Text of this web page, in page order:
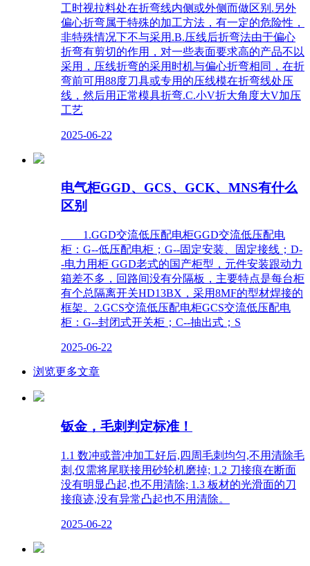
工时视拉料处在折弯线内侧或外侧而做区别.另外
偏心折弯属于特殊的加工方法，有一定的危险性，
非特殊情况下不与采用.B.压线后折弯法由于偏心
折弯有剪切的作用，对一些表面要求高的产品不以
采用，压线折弯的采用时机与偏心折弯相同，在折
弯前可用88度刀具或专用的压线模在折弯线处压
线，然后用正常模具折弯.C.小V折大角度大V加压
工艺
2025-06-22
电气柜GGD、GCS、GCK、MNS有什么
区别
1.GGD交流低压配电柜GGD交流低压配电
柜：G--低压配电柜；G--固定安装、固定接线；D-
-电力用柜 GGD老式的国产柜型，元件安装跟动力
箱差不多，回路间没有分隔板，主要特点是每台柜
有个总隔离开关HD13BX，采用8MF的型材焊接的
框架。2.GCS交流低压配电柜GCS交流低压配电
柜：G--封闭式开关柜；C--抽出式；S
2025-06-22
浏览更多文章
钣金，毛刺判定标准！
1.1 数冲或普冲加工好后,四周毛刺均匀,不用清除毛
刺,仅需将尾联接用砂轮机磨掉; 1.2 刀接痕在断面
没有明显凸起,也不用清除; 1.3 板材的光滑面的刀
接痕迹,没有异常凸起也不用清除。
2025-06-22